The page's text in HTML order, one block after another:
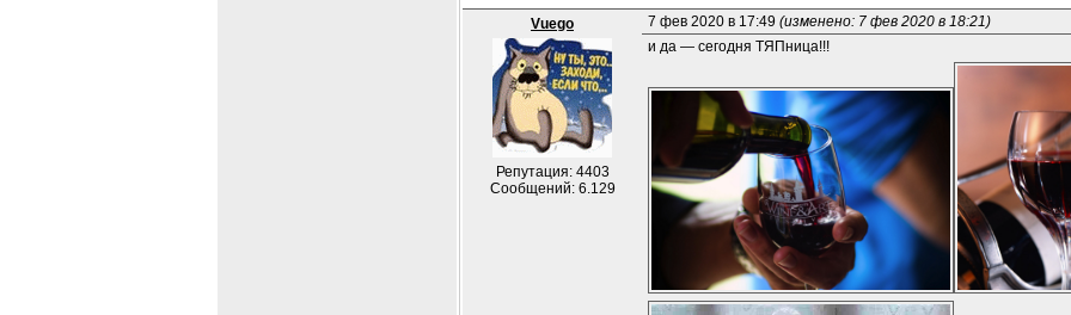
Vuego
Репутация: 4403
Сообщений: 6.129
7 фев 2020 в 17:49 (изменено: 7 фев 2020 в 18:21)
и да — сегодня ТЯПница!!!